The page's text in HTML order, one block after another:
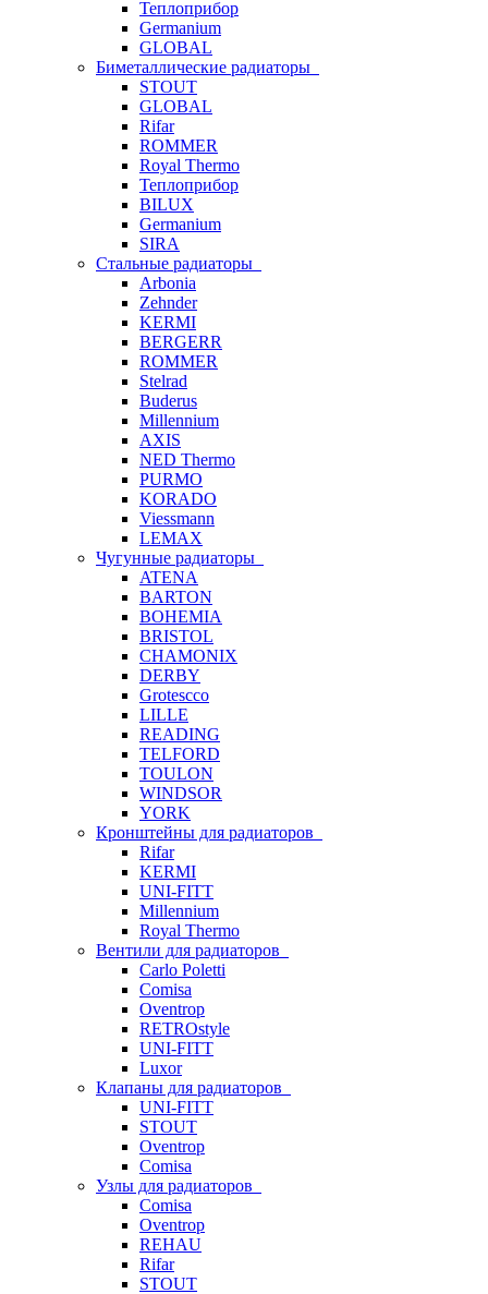
Теплоприбор
Germanium
GLOBAL
Биметаллические радиаторы
STOUT
GLOBAL
Rifar
ROMMER
Royal Thermo
Теплоприбор
BILUX
Germanium
SIRA
Стальные радиаторы
Arbonia
Zehnder
KERMI
BERGERR
ROMMER
Stelrad
Buderus
Millennium
AXIS
NED Thermo
PURMO
KORADO
Viessmann
LEMAX
Чугунные радиаторы
ATENA
BARTON
BOHEMIA
BRISTOL
CHAMONIX
DERBY
Grotescco
LILLE
READING
TELFORD
TOULON
WINDSOR
YORK
Кронштейны для радиаторов
Rifar
KERMI
UNI-FITT
Millennium
Royal Thermo
Вентили для радиаторов
Carlo Poletti
Comisa
Oventrop
RETROstyle
UNI-FITT
Luxor
Клапаны для радиаторов
UNI-FITT
STOUT
Oventrop
Comisa
Узлы для радиаторов
Comisa
Oventrop
REHAU
Rifar
STOUT